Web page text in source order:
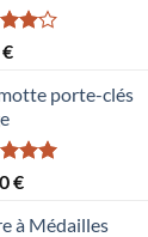
€
porte-clés
5.00
€
à Médailles